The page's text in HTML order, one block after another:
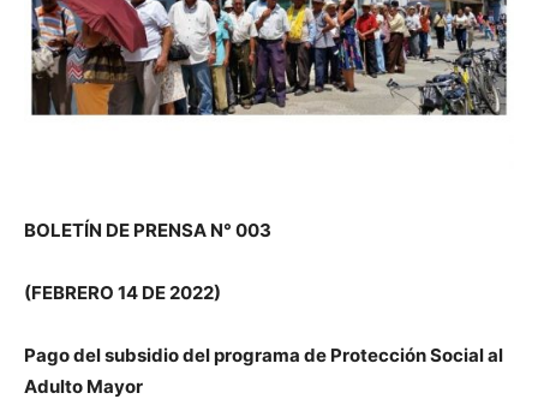
BOLETÍN DE PRENSA N° 003
(FEBRERO 14 DE 2022)
Pago del subsidio del programa de Protección Social al
Adulto Mayor